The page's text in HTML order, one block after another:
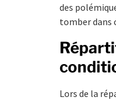
des
tomber dans
Lors de la